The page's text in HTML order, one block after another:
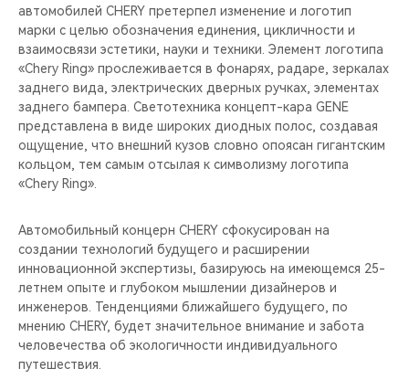
автомобилей CHERY претерпел изменение и логотип
марки с целью обозначения единения, цикличности и
взаимосвязи эстетики, науки и техники. Элемент логотипа
«Chery Ring» прослеживается в фонарях, радаре, зеркалах
заднего вида, электрических дверных ручках, элементах
заднего бампера. Светотехника концепт-кара GENE
представлена в виде широких диодных полос, создавая
ощущение, что внешний кузов словно опоясан гигантским
кольцом, тем самым отсылая к символизму логотипа
«Chery Ring».
Автомобильный концерн CHERY сфокусирован на
создании технологий будущего и расширении
инновационной экспертизы, базируюсь на имеющемся 25-
летнем опыте и глубоком мышлении дизайнеров и
инженеров. Тенденциями ближайшего будущего, по
мнению CHERY, будет значительное внимание и забота
человечества об экологичности индивидуального
путешествия.